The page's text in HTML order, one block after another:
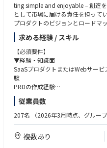
ting simple and enjoyable – 創造
として市場に届ける責任を担ってい
プロダクトのビジョンとロードマ
ホルダーのハブとなり、リリース
面を横断的に担当します。
【具体的な挑戦課題】
プロダクト戦略・ビジョン・ロー
データ構造や制約を理解した上で
落とし込み
開発・デザイン・CS・マーケテ
形成
■ヌーラボサービスの事業規模拡大
求める経験 / スキル
【必須要件】
▼経験・知識面
SaaSプロダクトまたはWebサー
験
PRDの作成経験
エンジニアやデザイナーとの協業経
アジャイル開発（Scrum / Kanban
定量・定性データ分析の基礎知識
▼素養・スキル面
遊び心を持って取り組むことがで
従業員数
207名 （2026年3月時点、グループ
複数あり